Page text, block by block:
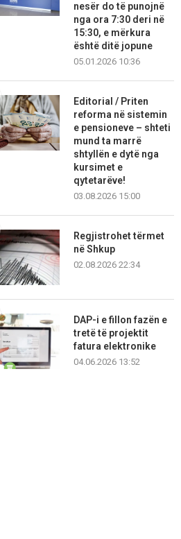
nesër do të punojnë
nga ora 7:30 deri në
15:30, e mërkura
është ditë jopune
05.01.2026 10:36
Editorial / Priten
reforma në sistemin
e pensioneve – shteti
mund ta marrë
shtyllën e dytë nga
kursimet e
qytetarëve!
03.08.2026 15:00
Regjistrohet tërmet
në Shkup
02.08.2026 22:34
DAP-i e fillon fazën e
tretë të projektit
fatura elektronike
04.06.2026 13:52